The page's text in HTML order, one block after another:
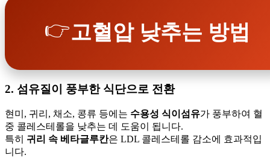
👉고혈압 낮추는 방법
2. 섬유질이 풍부한 식단으로 전환
현미, 귀리, 채소, 콩류 등에는 수용성 식이섬유가 풍부하여 혈
중 콜레스테롤을 낮추는 데 도움이 됩니다.
특히 귀리 속 베타글루칸은 LDL 콜레스테롤 감소에 효과적입
니다.